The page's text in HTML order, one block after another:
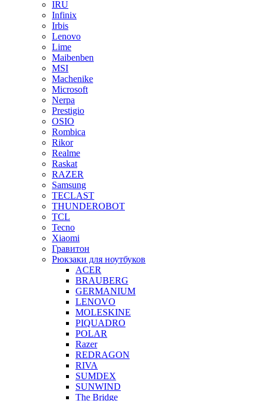
IRU
Infinix
Irbis
Lenovo
Lime
Maibenben
MSI
Machenike
Microsoft
Nerpa
Prestigio
OSIO
Rombica
Rikor
Realme
Raskat
RAZER
Samsung
TECLAST
THUNDEROBOT
TCL
Tecno
Xiaomi
Гравитон
Рюкзаки для ноутбуков
ACER
BRAUBERG
GERMANIUM
LENOVO
MOLESKINE
PIQUADRO
POLAR
Razer
REDRAGON
RIVA
SUMDEX
SUNWIND
The Bridge